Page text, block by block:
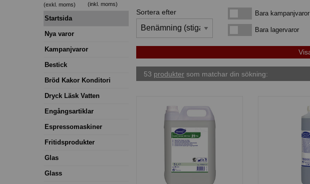
(exkl. moms) (inkl. moms)
Startsida
Nya varor
Kampanjvaror
Bestick
Bröd Kakor Konditori
Dryck Läsk Vatten
Engångsartiklar
Espressomaskiner
Fritidsprodukter
Glas
Glass
Sortera efter Bara kampanjvarorBara kampanjvaror
Bara lagervarorBara lagervaror
53 produkter som matchar din sökning: